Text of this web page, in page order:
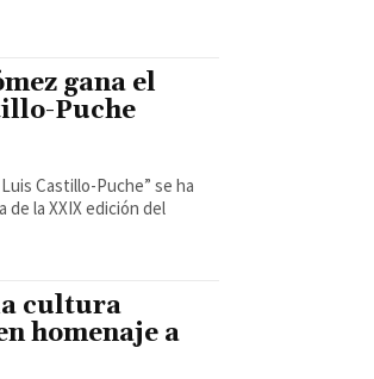
gana el
Puche
Castillo-Puche” se ha
de la XXIX edición del
cultura
homenaje a